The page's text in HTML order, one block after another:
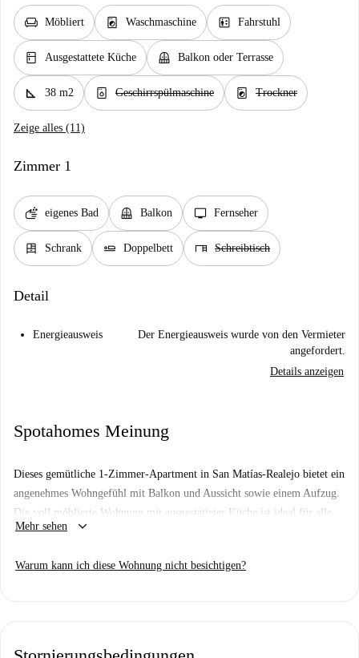
chair Möbliert local_laundry_service Waschmaschine elevator Fahrstuhl
kitchen Ausgestattete Küche balcony Balkon oder Terrasse
square_foot 38 m2 dishwasher_gen Geschirrspülmaschine local_laundry_service Trockner
Zeige alles (11)
Zimmer 1
soap eigenes Bad balcony Balkon tv Fernseher
dresser Schrank airline_seat_flat Doppelbett desk Schreibtisch
Detail
Energieausweis
Der Energieausweis wurde von den Vermieter
angefordert.
Details anzeigen
Spotahomes Meinung
Dieses gemütliche 1-Zimmer-Apartment in San Matías-Realejo bietet ein
angenehmes Wohngefühl mit Balkon und Aussicht sowie einem Aufzug.
Die voll möblierte Wohnung mit ausgestatteter Küche ist ideal für alle,
die Wert auf Komfort und Funktionalität legen. Spotahome garantiert,
sichere Mietverhältnisse zu gewährleisten.
de Santo Domingo, die Statue von Fray Luis de Granada und die Plaza
Mehr sehen keyboard_arrow_down
Warum kann ich diese Wohnung nicht besichtigen?